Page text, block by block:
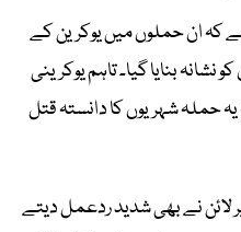
کہ ان حملوں میں یوکرین کے
بنایا گیا۔ تاہم یوکرینی
حملہ شہریوں کا دانستہ قتل
لائن نے بھی شدید ردعمل دیتے